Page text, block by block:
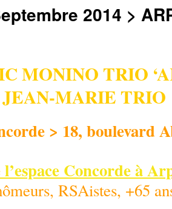
2014 >
MONINO TRIO
MARIE TRIO
> 18, boulevard
l’espace Concorde à
RSAistes, +65